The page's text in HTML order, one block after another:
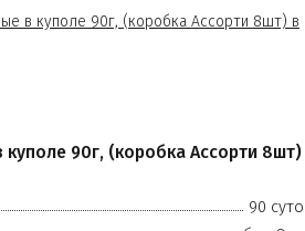
90г, (коробка Ассорти 8шт)
90